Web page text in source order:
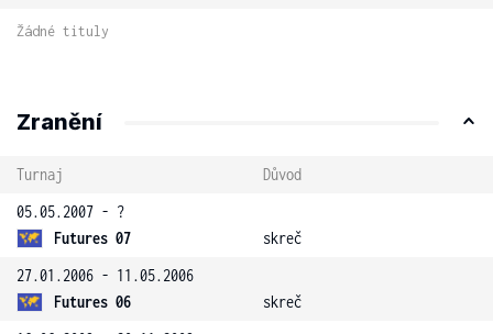
Žádné tituly
Zranění
Turnaj
Důvod
05.05.2007 - ?
Futures 07
skreč
27.01.2006 - 11.05.2006
Futures 06
skreč